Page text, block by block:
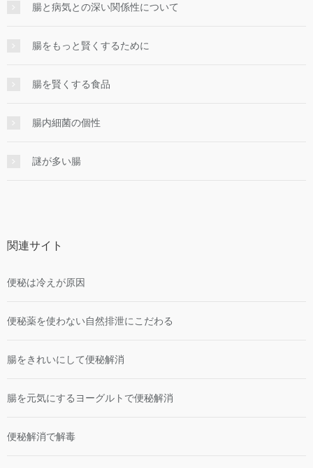
腸と病気との深い関係性について
腸をもっと賢くするために
腸を賢くする食品
腸内細菌の個性
謎が多い腸
関連サイト
便秘は冷えが原因
便秘薬を使わない自然排泄にこだわる
腸をきれいにして便秘解消
腸を元気にするヨーグルトで便秘解消
便秘解消で解毒